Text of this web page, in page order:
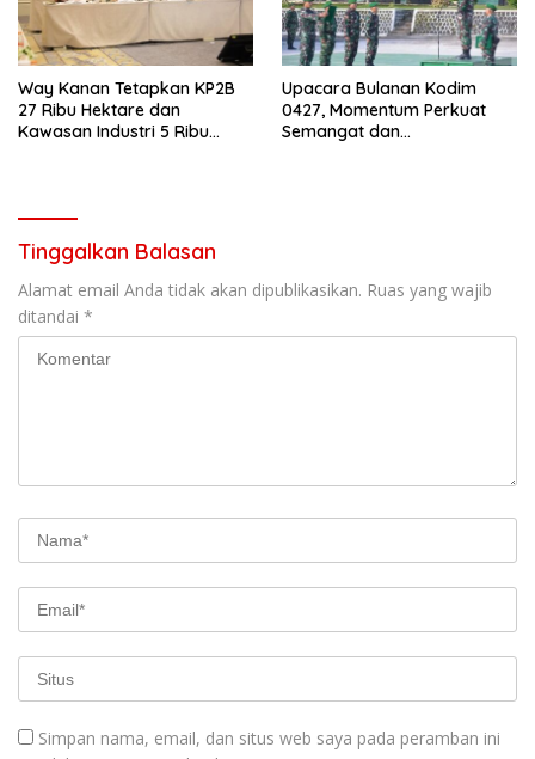
Way Kanan Tetapkan KP2B
27 Ribu Hektare dan
Kawasan Industri 5 Ribu
Upacara Bulanan Kodim
0427, Momentum Perkuat
Semangat dan
Tinggalkan Balasan
Alamat email Anda tidak akan dipublikasikan. Ruas yang wajib
ditandai *
Simpan nama, email, dan situs web saya pada peramban ini